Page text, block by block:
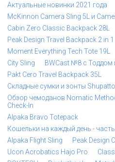
Актуальные новинки 2021 года
McKinnon Camera Sling 5L и
Cabin Zero Classic Backpack 28L
Peak Design Travel Backpack 2 in 1
Moment Everything Tech Tote 19L
City Sling
BWCast №8 с Тоддом
Pakt Cero Travel Backpack 35L
Складные сумки и зонты Shupatto
Обзор чемоданов Nomatic
Check-In
Alpaka Bravo Totepack
Кошельки на каждый день -
Alpaka Flight Sling
Peak Design
Ucon Acrobatics Hajo Pro